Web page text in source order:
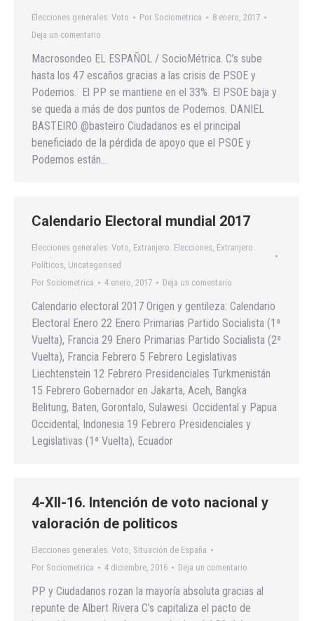
Elecciones generales. Voto Por Sociometrica
8 enero, 2017
Deja un comentario
Macrosondeo EL ESPAÑOL / SocioMétrica. C’s sube
hasta los 47 escaños gracias a las crisis de PSOE y
Podemos. El PP se mantiene en el 33%. El PSOE baja y
se queda a más de dos puntos de Podemos. DANIEL
BASTEIRO @basteiro Ciudadanos es el principal
beneficiado de la pérdida de apoyo que el PSOE y
Podemos están…
Calendario Electoral mundial 2017
Elecciones generales. Voto, Extranjero. Elecciones, Extranjero.
Políticos, Uncategorised
Por Sociometrica 4 enero, 2017 Deja un comentario
Calendario electoral 2017 Origen y gentileza: Calendario
Electoral Enero 22 Enero Primarias Partido Socialista (1ª
Vuelta), Francia 29 Enero Primarias Partido Socialista (2ª
Vuelta), Francia Febrero 5 Febrero Legislativas
Liechtenstein 12 Febrero Presidenciales Turkmenistán
15 Febrero Gobernador en Jakarta, Aceh, Bangka
Belitung, Baten, Gorontalo, Sulawesi Occidental y Papua
Occidental, Indonesia 19 Febrero Presidenciales y
Legislativas (1ª Vuelta), Ecuador
4-XII-16. Intención de voto nacional y
valoración de politicos
Elecciones generales. Voto, Situación de España
Por Sociometrica 4 diciembre, 2016 Deja un comentario
PP y Ciudadanos rozan la mayoría absoluta gracias al
repunte de Albert Rivera C’s capitaliza el pacto de